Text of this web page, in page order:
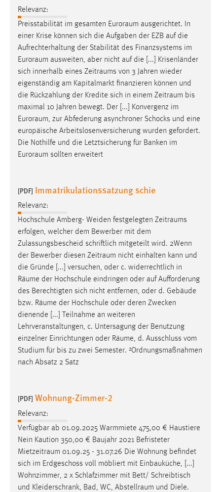
Relevanz:
Preisstabilität im gesamten Euroraum ausgerichtet. In
einer Krise können sich die Aufgaben der EZB auf die
Aufrechterhaltung der Stabilität des Finanzsystems im
Euroraum ausweiten, aber nicht auf die [...] Krisenländer
sich innerhalb eines Zeitraums von 3 Jahren wieder
eigenständig am Kapitalmarkt finanzieren können und
die Rückzahlung der Kredite sich in einem Zeitraum bis
maximal 10 Jahren bewegt. Der [...] Konvergenz im
Euroraum, zur Abfederung asynchroner Schocks und eine
europäische Arbeitslosenversicherung wurden gefordert.
Die Nothilfe und die Letztsicherung für Banken im
Euroraum sollten erweitert
[PDF] Immatrikulationssatzung schie
Relevanz:
Hochschule Amberg- Weiden festgelegten Zeitraums
erfolgen, welcher dem Bewerber mit dem
Zulassungsbescheid schriftlich mitgeteilt wird. 2Wenn
der Bewerber diesen Zeitraum nicht einhalten kann und
die Gründe [...] versuchen, oder c. widerrechtlich in
Räume der Hochschule eindringen oder auf Aufforderung
des Berechtigten sich nicht entfernen, oder d. Gebäude
bzw. Räume der Hochschule oder deren Zwecken
dienende [...] Teilnahme an weiteren
Lehrveranstaltungen, c. Untersagung der Benutzung
einzelner Einrichtungen oder Räume, d. Ausschluss vom
Studium für bis zu zwei Semester. ²Ordnungsmaßnahmen
nach Absatz 2 Satz
[PDF] Wohnung-Zimmer-2
Relevanz:
Verfügbar ab 01.09.2025 Warmmiete 475,00 € Haustiere
Nein Kaution 350,00 € Baujahr 2021 Befristeter
Mietzeitraum 01.09.25 - 31.07.26 Die Wohnung befindet
sich im Erdgeschoss voll möbliert mit Einbauküche, [...]
Wohnzimmer, 2 x Schlafzimmer mit Bett/ Schreibtisch
und Kleiderschrank, Bad, WC, Abstellraum und Diele.